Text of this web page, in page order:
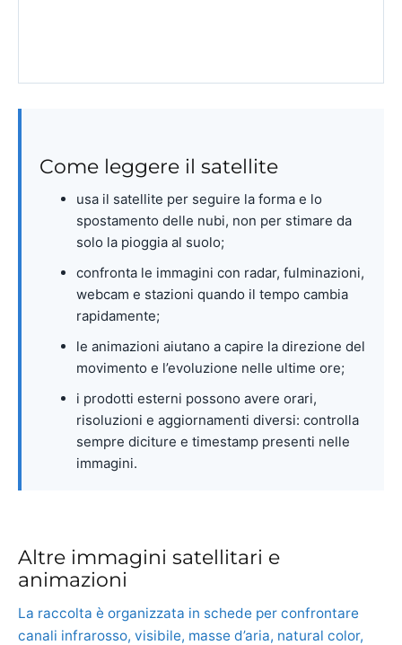
Come leggere il satellite
usa il satellite per seguire la forma e lo
spostamento delle nubi, non per stimare da
solo la pioggia al suolo;
confronta le immagini con radar, fulminazioni,
webcam e stazioni quando il tempo cambia
rapidamente;
le animazioni aiutano a capire la direzione del
movimento e l’evoluzione nelle ultime ore;
i prodotti esterni possono avere orari,
risoluzioni e aggiornamenti diversi: controlla
sempre diciture e timestamp presenti nelle
immagini.
Altre immagini satellitari e
animazioni
La raccolta è organizzata in schede per confrontare
canali infrarosso, visibile, masse d’aria, natural color,